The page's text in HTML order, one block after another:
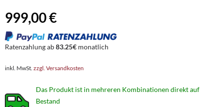
999,00 €
Ratenzahlung ab83.25€ monatlich
inkl. MwSt. zzgl. Versandkosten
Das Produkt ist in mehreren Kombinationen direkt auf
Bestand